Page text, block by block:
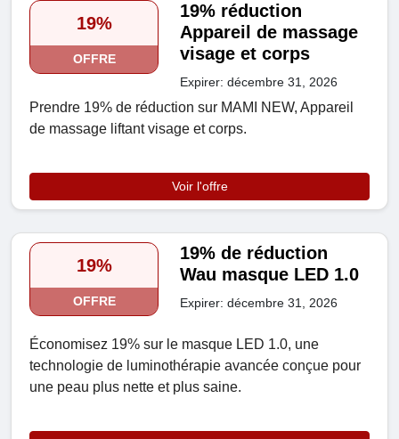
19%
OFFRE
19% réduction
Appareil de massage
visage et corps
Expirer: décembre 31, 2026
Prendre 19% de réduction sur MAMI NEW, Appareil
de massage liftant visage et corps.
Voir l'offre
19%
OFFRE
19% de réduction
Wau masque LED 1.0
Expirer: décembre 31, 2026
Économisez 19% sur le masque LED 1.0, une
technologie de luminothérapie avancée conçue pour
une peau plus nette et plus saine.